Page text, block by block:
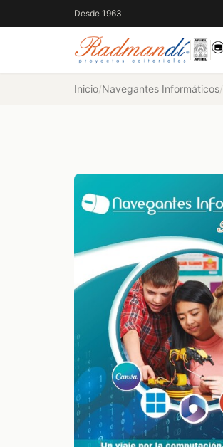
Desde 1963
Inicio/Navegantes Informáticos/